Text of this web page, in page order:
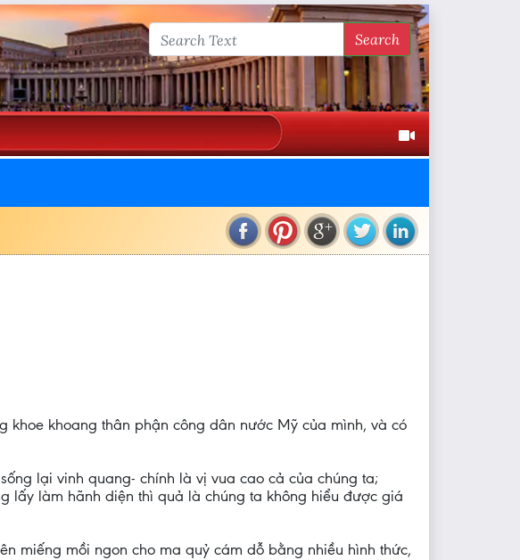
Search
khoang thân phận công dân nước Mỹ của mình, và có
lại vinh quang- chính là vị vua cao cả của chúng ta;
lấy làm hãnh diện thì quả là chúng ta không hiểu được giá
miếng mồi ngon cho ma quỷ cám dỗ bằng nhiều hình thức,